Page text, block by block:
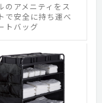
のアメニティをス
で安全に持ち運べ
トバッグ